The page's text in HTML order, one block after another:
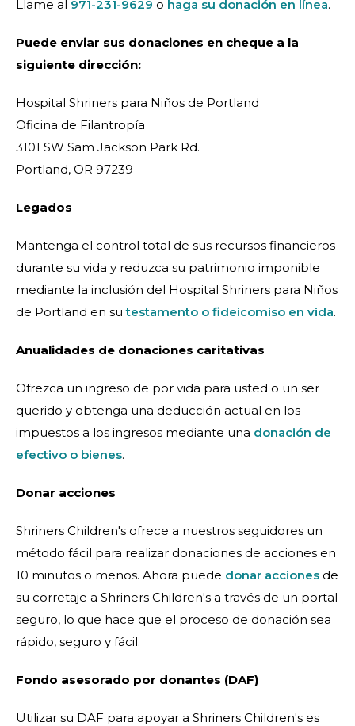
Llame al 971-231-9629 o haga su donación en línea.
Puede enviar sus donaciones en cheque a la
siguiente dirección:
Hospital Shriners para Niños de Portland
Oficina de Filantropía
3101 SW Sam Jackson Park Rd.
Portland, OR 97239
Legados
Mantenga el control total de sus recursos financieros
durante su vida y reduzca su patrimonio imponible
mediante la inclusión del Hospital Shriners para Niños
de Portland en sutestamento o fideicomiso en vida.
Anualidades de donaciones caritativas
Ofrezca un ingreso de por vida para usted o un ser
querido y obtenga una deducción actual en los
impuestos a los ingresos mediante una donación de
efectivo o bienes.
Donar acciones
Shriners Children's ofrece a nuestros seguidores un
método fácil para realizar donaciones de acciones en
10 minutos o menos. Ahora puede donar acciones de
su corretaje a Shriners Children's a través de un portal
seguro, lo que hace que el proceso de donación sea
rápido, seguro y fácil.
Fondo asesorado por donantes (DAF)
Utilizar su DAF para apoyar a Shriners Children's es